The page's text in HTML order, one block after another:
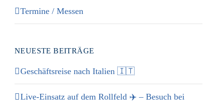
Termine / Messen
NEUESTE BEITRÄGE
Geschäftsreise nach Italien 🇮🇹
Live-Einsatz auf dem Rollfeld ✈️ – Besuch bei